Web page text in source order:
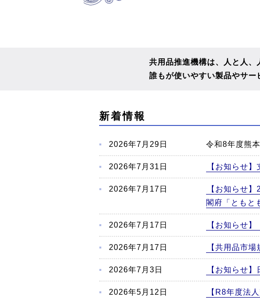
共用品推進機構は、人と人、
誰もが使いやすい製品やサー
新着情報
2026年7月29日 令和8年度熊
2026年7月31日 【お知らせ
2026年7月17日
【お知らせ
閣府「ともと
2026年7月17日 【お知らせ
2026年7月17日 【共用品市
2026年7月3日 【お知らせ
2026年5月12日 【R8年度法